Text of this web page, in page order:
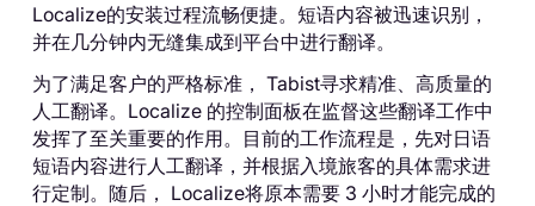
Localize的安装过程流畅便捷。短语内容被迅速识别，
并在几分钟内无缝集成到平台中进行翻译。
为了满足客户的严格标准， Tabist寻求精准、高质量的
人工翻译。Localize 的控制面板在监督这些翻译工作中
发挥了至关重要的作用。目前的工作流程是，先对日语
短语内容进行人工翻译，并根据入境旅客的具体需求进
行定制。随后， Localize将原本需要 3 小时才能完成的